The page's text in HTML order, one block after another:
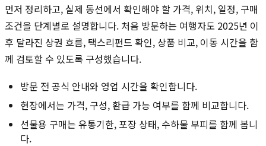
먼저 정리하고, 실제 동선에서 확인해야 할 가격, 위치, 일정, 구매
조건을 단계별로 설명합니다. 처음 방문하는 여행자도 2025년 이
후 달라진 상권 흐름, 택스리펀드 확인, 상품 비교, 이동 시간을 함
께 검토할 수 있도록 구성했습니다.
방문 전 공식 안내와 영업 시간을 확인합니다.
현장에서는 가격, 구성, 환급 가능 여부를 함께 비교합니다.
선물용 구매는 유통기한, 포장 상태, 수하물 부피를 함께 봅니
다.